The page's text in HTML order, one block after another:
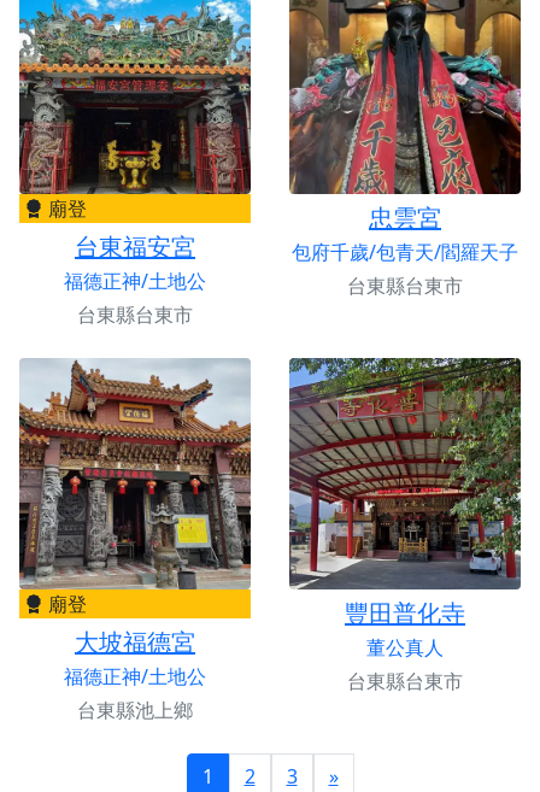
廟登
台東福安宮
福德正神/土地公
台東縣台東市
忠雲宮
包府千歲/包青天/閻羅天子
台東縣台東市
廟登
大坡福德宮
福德正神/土地公
台東縣池上鄉
豐田普化寺
董公真人
台東縣台東市
1 2 3 »